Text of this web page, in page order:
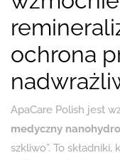
ochrona
ApaCare Polish jest
medyczny
szkliwo”. To